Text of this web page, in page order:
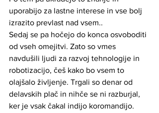
uporabijo za lastne interese in vse bolj
izrazito prevlast nad vsem..
Sedaj se pa hočejo do konca osvoboditi
od vseh omejitvi. Zato so vmes
navdušili ljudi za razvoj tehnologije in
robotizacijo, češ kako bo vsem to
olajšalo življenje. Trgali so denar od
delavskih plač in nihče se ni razburjal,
ker je vsak čakal indijo koromandijo.